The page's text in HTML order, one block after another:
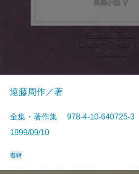
遠藤周作／著
全集・著作集 978-4-10-
1999/09/10
書籍